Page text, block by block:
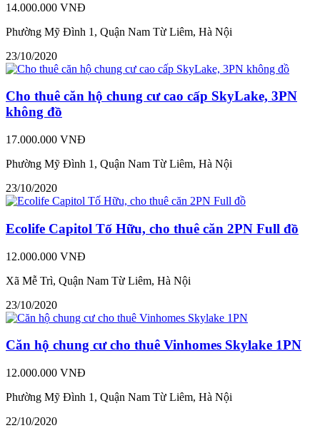
14.000.000 VNĐ
Phường Mỹ Đình 1, Quận Nam Từ Liêm, Hà Nội
23/10/2020
Cho thuê căn hộ chung cư cao cấp SkyLake, 3PN
không đồ
17.000.000 VNĐ
Phường Mỹ Đình 1, Quận Nam Từ Liêm, Hà Nội
23/10/2020
Ecolife Capitol Tố Hữu, cho thuê căn 2PN Full đồ
12.000.000 VNĐ
Xã Mễ Trì, Quận Nam Từ Liêm, Hà Nội
23/10/2020
Căn hộ chung cư cho thuê Vinhomes Skylake 1PN
12.000.000 VNĐ
Phường Mỹ Đình 1, Quận Nam Từ Liêm, Hà Nội
22/10/2020